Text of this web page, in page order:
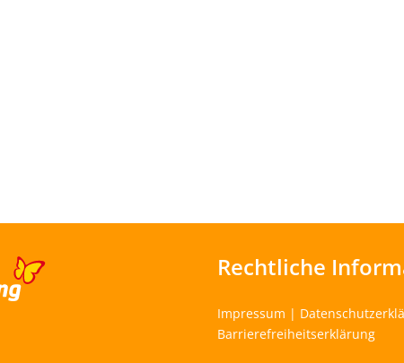
Rechtliche
Impressum |
Barrierefreiheitserklärung